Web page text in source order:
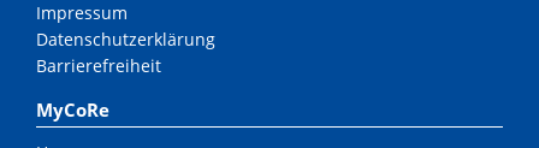
Impressum
Datenschutzerklärung
Barrierefreiheit
MyCoRe